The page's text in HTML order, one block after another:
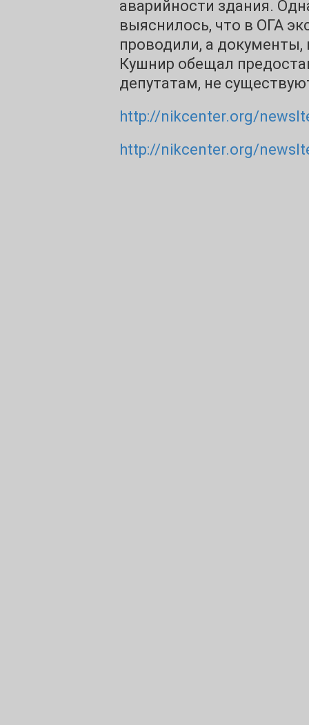
аварийности здания.
выяснилось, что в ОГА
проводили, а документы,
Кушнир обещал
депутатам, не
http://nikcenter.org/
http://nikcenter.org/